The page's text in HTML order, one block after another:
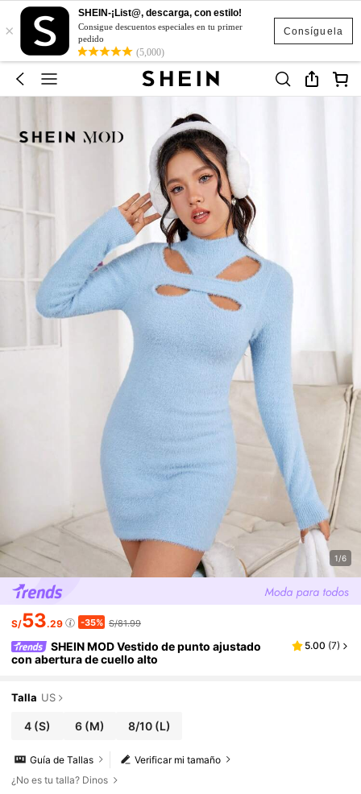
Consíguela
×
SHEIN-¡List@, descarga, con estilo!
Consigue descuentos especiales en tu primer
pedido
(5,000)
1/6
S/53.29 -35% S/81.99
SHEIN MOD Vestido de punto ajustado
con abertura de cuello alto
5.00 (7)
Talla US
4 (S) 6 (M) 8/10(L)
Verificar mi tamaño
Guía de Tallas
¿No es tu talla? Dinos